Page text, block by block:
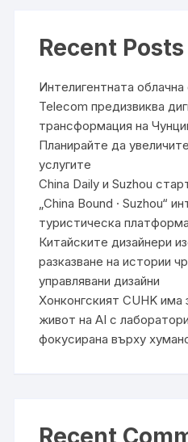
Recent Posts
Интелигентната
Telecom предизвиква
трансформация на
Планирайте да
услугите
China Daily и Suzhou
„China Bound · Suzhou“
туристическа платформа
Китайските дизайнери
разказване на истории
управлявани дизайни
Хонконгският CUHK има
живот на AI с
фокусирана върху
Recent